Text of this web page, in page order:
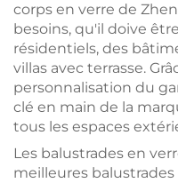
corps en verre de
besoins, qu'il doive
résidentiels, des
villas avec terrasse.
personnalisation du
clé en main de la
tous les espaces
Les balustrades en
meilleures